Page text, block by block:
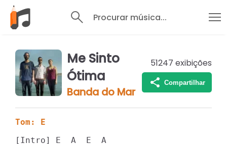
Procurar música...
Me Sinto
Ótima
Banda do Mar
51247 exibições
Compartilhar
Tom: E